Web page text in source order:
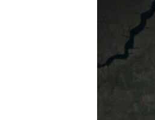
УКРАЇНСЬКА ПРОБЛЕМА КРИМУ